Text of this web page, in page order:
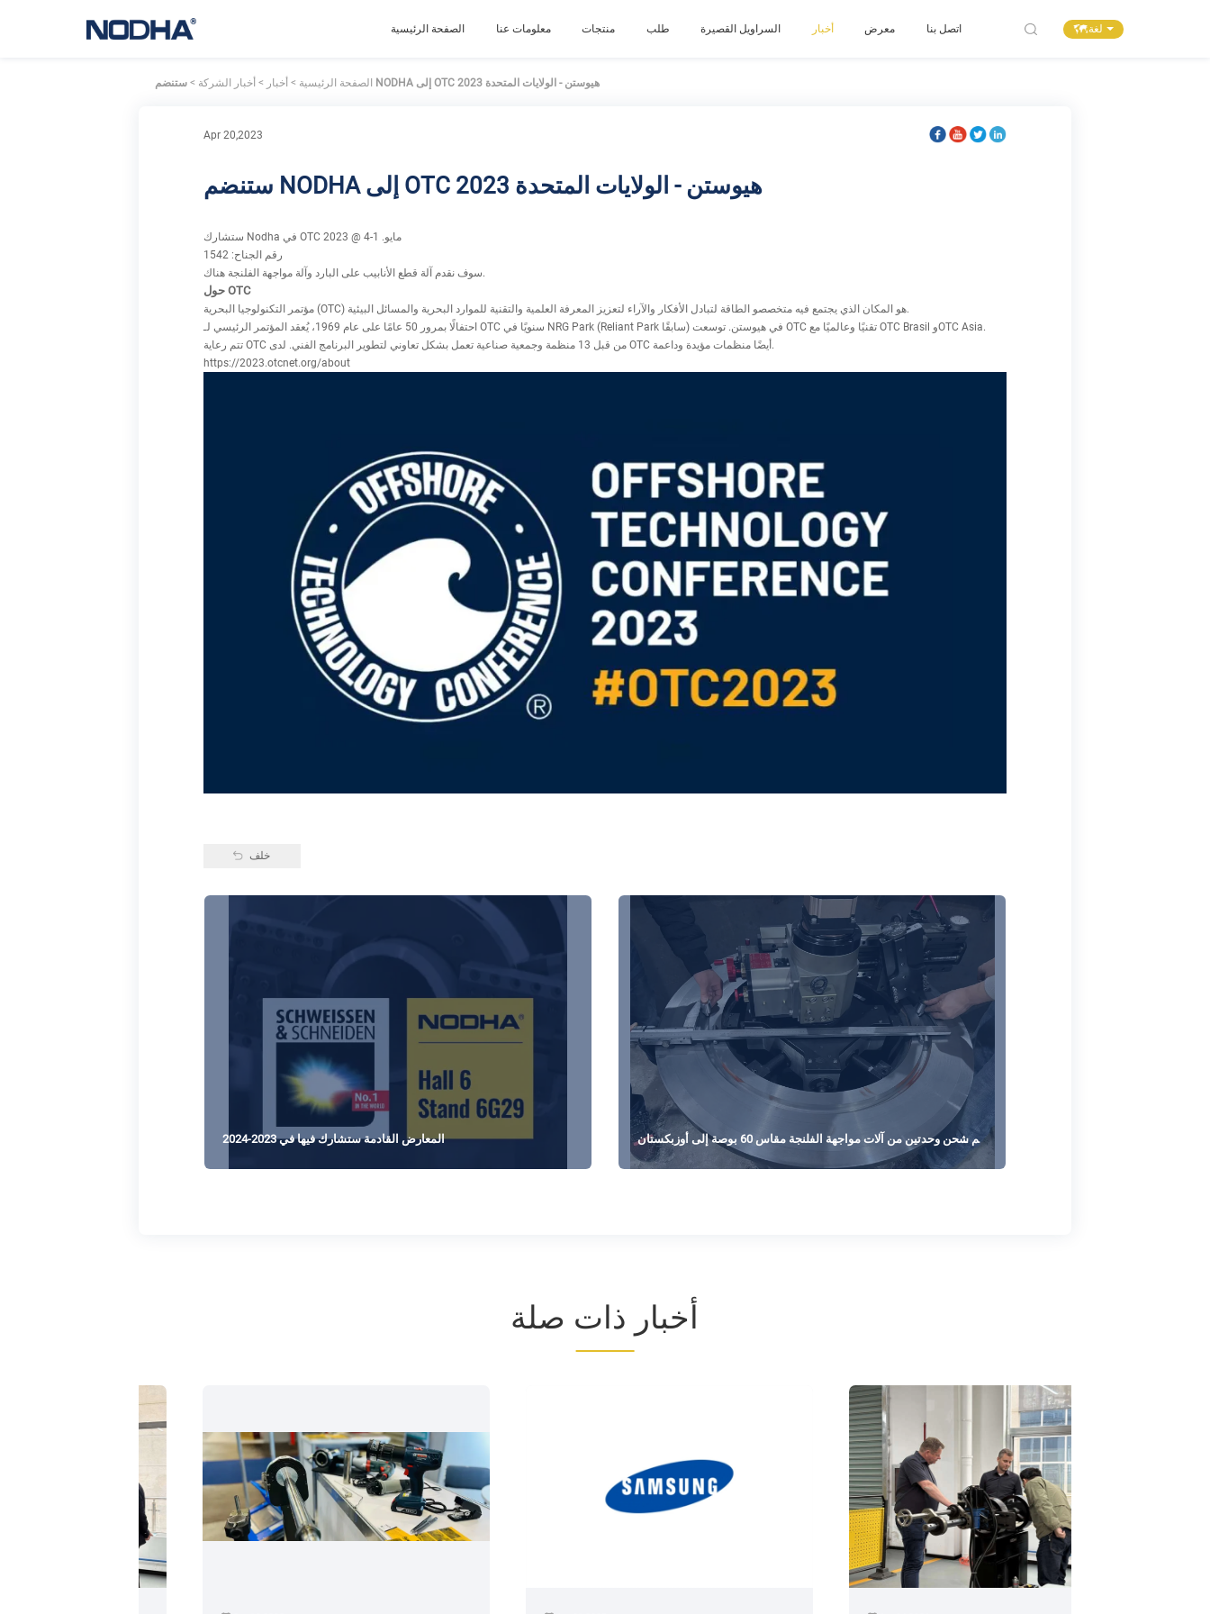
الصفحة الرئيسية معلومات عنا منتجات طلب السراويل القصيرة أخبار معرض اتصل بنا لغة
الصفحة الرئيسية > أخبار > أخبار الشركة > ستنضم NODHA إلى OTC 2023 هيوستن - الولايات المتحدة
Apr 20,2023
ستنضم NODHA إلى OTC 2023 هيوستن - الولايات المتحدة
ستشارك Nodha في OTC 2023 @ مايو. 1-4
رقم الجناح: 1542
سوف نقدم آلة قطع الأنابيب على البارد وآلة مواجهة الفلنجة هناك.
حول OTC
مؤتمر التكنولوجيا البحرية (OTC) هو المكان الذي يجتمع فيه متخصصو الطاقة لتبادل الأفكار والآراء لتعزيز المعرفة العلمية والتقنية للموارد البحرية والمسائل البيئية.
احتفالًا بمرور 50 عامًا على عام 1969، يُعقد المؤتمر الرئيسي لـ OTC سنويًا في NRG Park (Reliant Park سابقًا) في هيوستن. توسعت OTC تقنيًا وعالميًا مع OTC Brasil وOTC Asia.
تتم رعاية OTC من قبل 13 منظمة وجمعية صناعية تعمل بشكل تعاوني لتطوير البرنامج الفني. لدى OTC أيضًا منظمات مؤيدة وداعمة.
https://2023.otcnet.org/about
خلف
المعارض القادمة ستشارك فيها في 2023-2024
يتم شحن وحدتين من آلات مواجهة الفلنجة مقاس 60 بوصة إلى أوزبكستان
والهند
أخبار ذات صلة